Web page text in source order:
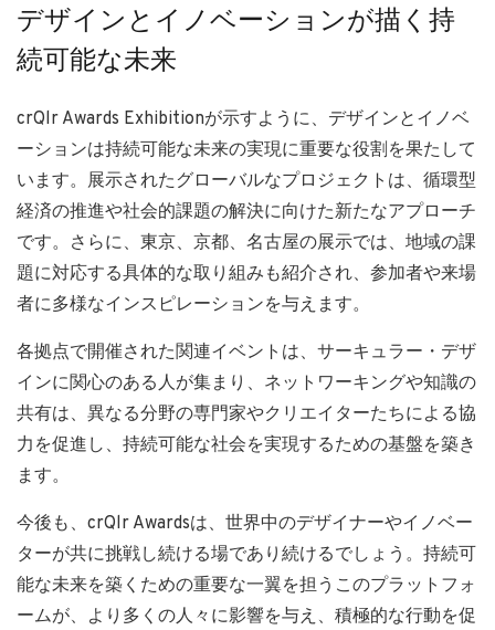
デザインとイノベーションが描く持
続可能な未来
crQlr Awards Exhibitionが示すように、デザインとイノベ
ーションは持続可能な未来の実現に重要な役割を果たして
います。展示されたグローバルなプロジェクトは、循環型
経済の推進や社会的課題の解決に向けた新たなアプローチ
です。さらに、東京、京都、名古屋の展示では、地域の課
題に対応する具体的な取り組みも紹介され、参加者や来場
者に多様なインスピレーションを与えます。
各拠点で開催された関連イベントは、サーキュラー・デザ
インに関心のある人が集まり、ネットワーキングや知識の
共有は、異なる分野の専門家やクリエイターたちによる協
力を促進し、持続可能な社会を実現するための基盤を築き
ます。
今後も、crQlr Awardsは、世界中のデザイナーやイノベー
ターが共に挑戦し続ける場であり続けるでしょう。持続可
能な未来を築くための重要な一翼を担うこのプラットフォ
ームが、より多くの人々に影響を与え、積極的な行動を促